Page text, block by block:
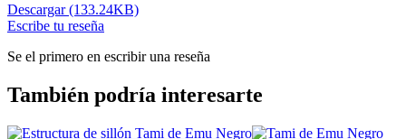
Descargar (133.24KB)
Escribe tu reseña
Se el primero en escribir una reseña
También podría interesarte